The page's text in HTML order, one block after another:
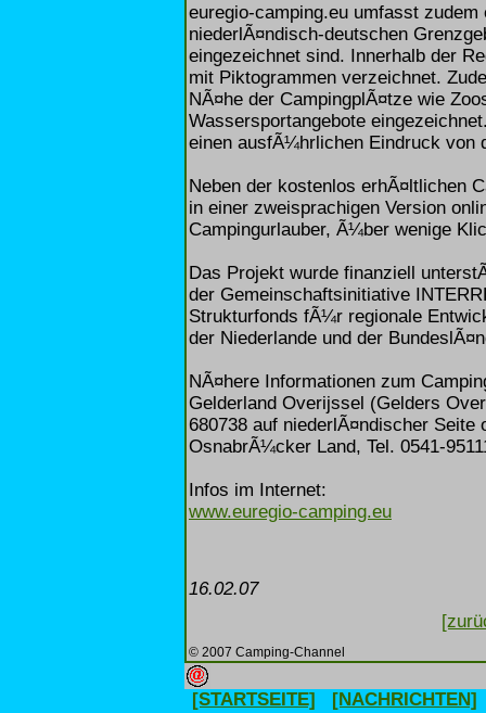
euregio-camping.eu umfasst
niederlÃ¤ndisch-deutschen
eingezeichnet sind. Innerhalb der
mit Piktogrammen verzeichnet.
NÃ¤he der CampingplÃ¤tze wie
Wassersportangebote
einen ausfÃ¼hrlichen Eindruck von
Neben der kostenlos erhÃ¤ltlichen
in einer zweisprachigen Version
Campingurlauber, Ã¼ber wenige
Das Projekt wurde finanziell
der Gemeinschaftsinitiative
Strukturfonds fÃ¼r regionale
der Niederlande und der
NÃ¤here Informationen zum
Gelderland Overijssel (Gelders
680738 auf niederlÃ¤ndischer
OsnabrÃ¼cker Land, Tel. 0541-
Infos im Internet:
www.euregio-camping.eu
16.02.07
© 2007 Camping-Channel
[STARTSEITE] [NACHRICHTEN]